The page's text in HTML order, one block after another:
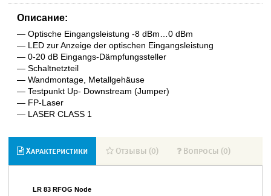
Описание:
— Optische Eingangsleistung -8 dBm…0 dBm
— LED zur Anzeige der optischen Eingangsleistung
— 0-20 dB Eingangs-Dämpfungssteller
— Schaltnetzteil
— Wandmontage, Metallgehäuse
— Testpunkt Up- Downstream (Jumper)
— FP-Laser
— LASER CLASS 1
Характеристики Отзывы (0) Вопросы (0)
LR 83 RFOG Node